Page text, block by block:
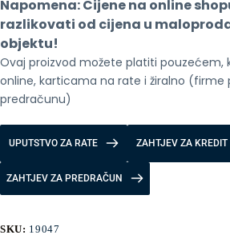
objektivom
XJ02
količina
Napomena: Cijene na online
razlikovati od cijena u
objektu!
Ovaj proizvod možete platiti pouzećem,
online, karticama na rate i žiralno (firme
predračunu)
UPUTSTVO ZA RATE ZAHTJEV ZA KREDIT
ZAHTJEV ZA PREDRAČUN
SKU: 19047